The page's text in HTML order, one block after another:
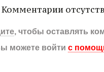
Комментарии
, чтобы оставлять
можете войти с